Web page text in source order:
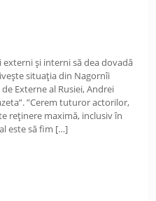
și interni să dea dovadă
situația din Nagornîi
Externe al Rusiei, Andrei
”Cerem tuturor actorilor,
reținere maximă, inclusiv în
este să fim […]